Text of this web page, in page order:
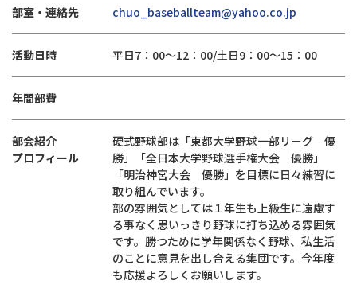
部室・連絡先 chuo_baseballteam@yahoo.co.jp
活動日時 平日7：00～12：00/土日9：00～15：00
年間部費
部会紹介
プロフィール
硬式野球部は「東都大学野球一部リーグ 優
勝」「全日本大学野球選手権大会 優勝」
「明治神宮大会 優勝」を目標に日々練習に
取り組んでいます。
部の雰囲気としては１年生も上級生に遠慮す
る事なく思いっきり野球に打ち込める雰囲気
です。勝つために学年関係なく野球、私生活
のことに意見を出し合える集団です。今年度
も応援よろしくお願いします。